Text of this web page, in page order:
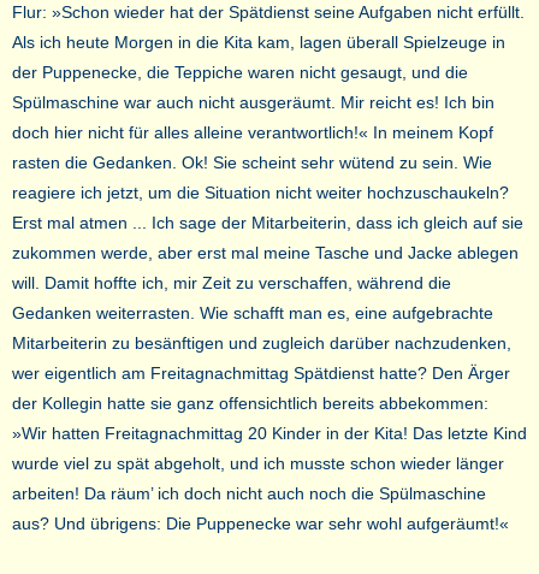
Flur: »Schon wieder hat der Spätdienst seine Aufgaben nicht erfüllt.
Als ich heute Morgen in die Kita kam, lagen überall Spielzeuge in
der Puppenecke, die Teppiche waren nicht gesaugt, und die
Spülmaschine war auch nicht ausgeräumt. Mir reicht es! Ich bin
doch hier nicht für alles alleine verantwortlich!« In meinem Kopf
rasten die Gedanken. Ok! Sie scheint sehr wütend zu sein. Wie
reagiere ich jetzt, um die Situation nicht weiter hochzuschaukeln?
Erst mal atmen ... Ich sage der Mitarbeiterin, dass ich gleich auf sie
zukommen werde, aber erst mal meine Tasche und Jacke ablegen
will. Damit hoffte ich, mir Zeit zu verschaffen, während die
Gedanken weiterrasten. Wie schafft man es, eine aufgebrachte
Mitarbeiterin zu besänftigen und zugleich darüber nachzudenken,
wer eigentlich am Freitagnachmittag Spätdienst hatte? Den Ärger
der Kollegin hatte sie ganz offensichtlich bereits abbekommen:
»Wir hatten Freitagnachmittag 20 Kinder in der Kita! Das letzte Kind
wurde viel zu spät abgeholt, und ich musste schon wieder länger
arbeiten! Da räum’ ich doch nicht auch noch die Spülmaschine
aus? Und übrigens: Die Puppenecke war sehr wohl aufgeräumt!«